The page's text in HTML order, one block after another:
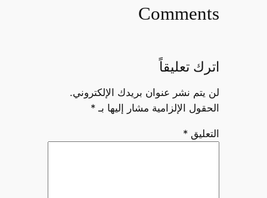
Comments
اترك تعليقاً
لن يتم نشر عنوان بريدك الإلكتروني.
الحقول الإلزامية مشار إليها بـ *
التعليق *